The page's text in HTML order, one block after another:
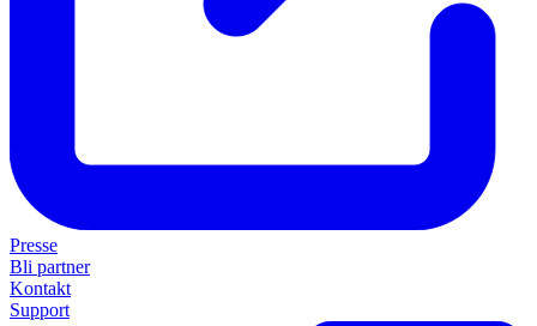
Presse
Bli partner
Kontakt
Support